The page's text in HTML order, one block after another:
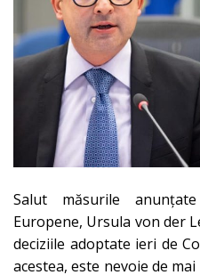
Salut măsurile
Europene, Ursula von der
deciziile adoptate ieri de
acestea, este nevoie de